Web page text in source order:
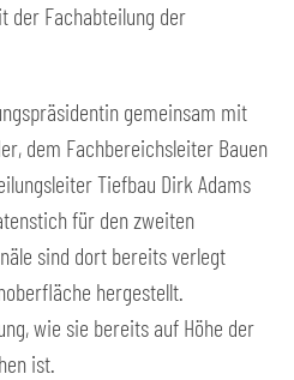
der Fachabteilung der
gemeinsam mit
dem Fachbereichsleiter Bauen
Tiefbau Dirk Adams
für den zweiten
sind dort bereits verlegt
hergestellt.
wie sie bereits auf Höhe der
ist.